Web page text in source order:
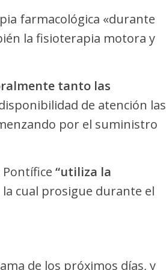
farmacológica «durante
la fisioterapia motora y
tanto las
de atención las
por el suministro
“utiliza la
la cual prosigue durante el
de los próximos días, y